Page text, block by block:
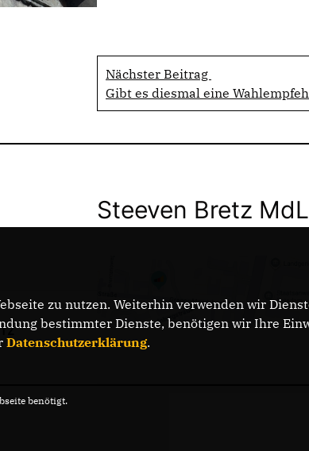
Nächster Beitrag
Gibt es diesmal eine
Steeven Bretz MdL
zu nutzen. Weiterhin verwenden wir
bestimmter Dienste, benötigen wir Ihre
Datenschutzerklärung.
benötigt.